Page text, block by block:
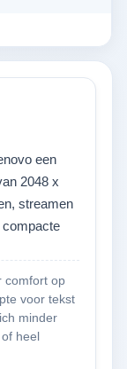
een
2048 x
streamen
compacte
comfort op
voor tekst
minder
heel